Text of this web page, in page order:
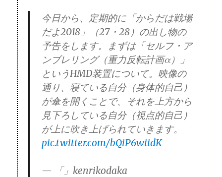
今日から、定期的に「からだは戦場
だよ2018」（27・28）の出し物の
予告をします。まずは「セルフ・ア
ンブレリング（重力反転計画α）」
というHMD装置について。映像の
通り、寝ている自分（身体的自己）
が傘を開くことで、それを上方から
見下ろしている自分（視点的自己）
が上に吹き上げられていきます。
pic.twitter.com/bQiP6wiidK
— 「」kenrikodaka